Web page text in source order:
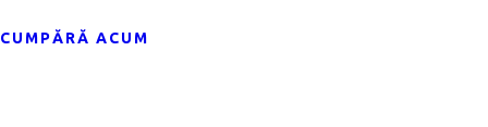
CUMPĂRĂ ACUM